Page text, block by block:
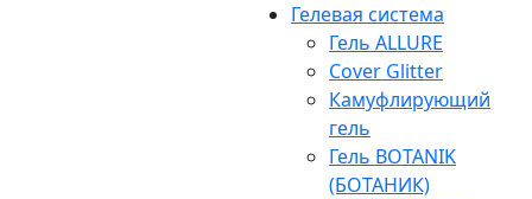
Гелевая система
Гель ALLURE
Cover Glitter
Камуфлирующий
гель
Гель BOTANIK
(БОТАНИК)